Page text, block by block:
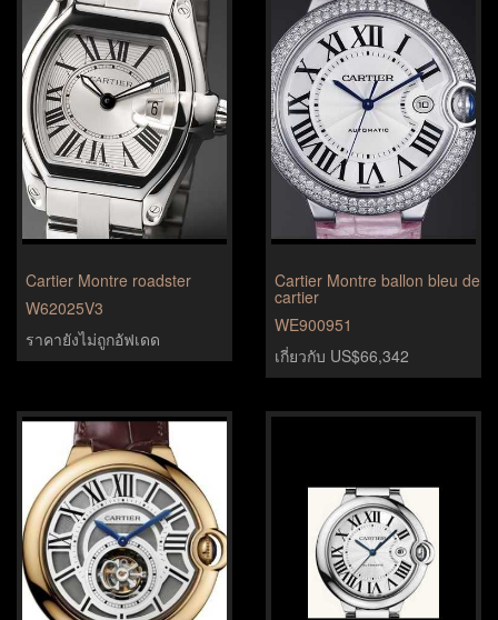
Cartier Montre roadster
W62025V3
ราคายังไม่ถูกอัฟเดด
Cartier Montre ballon bleu de
cartier
WE900951
เกี่ยวกับ US$66,342